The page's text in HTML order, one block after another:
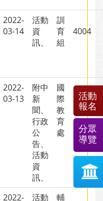
2022-
03-14
活動
資
訊、
訓
育
組
4004
2022-
03-13
附中
新
聞、
行政
公
告、
活動
資
訊、
國
際
教
育
處
3200
2022- 活動 輔
活動
報名
分眾
導覽